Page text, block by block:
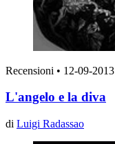
Recensioni • 12-09-2013
L'angelo e la diva
di Luigi Radassao